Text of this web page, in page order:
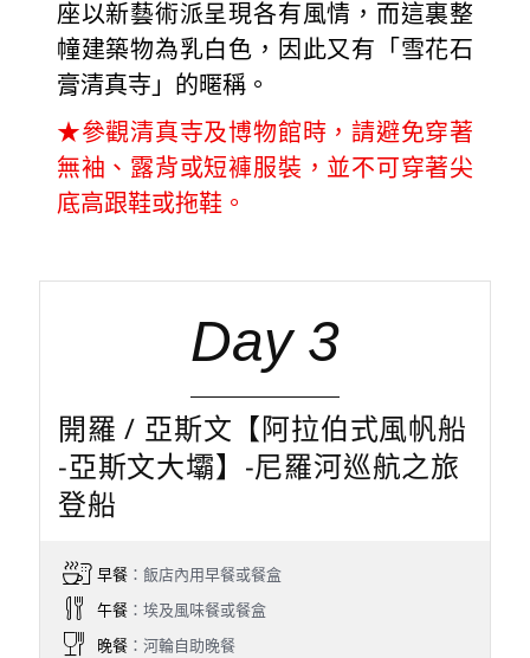
座以新藝術派呈現各有風情，而這裏整
幢建築物為乳白色，因此又有「雪花石
膏清真寺」的暱稱。
★參觀清真寺及博物館時，請避免穿著
無袖、露背或短褲服裝，並不可穿著尖
底高跟鞋或拖鞋。
Day 3
開羅 / 亞斯文【阿拉伯式風帆船
-亞斯文大壩】-尼羅河巡航之旅
登船
早餐：飯店內用早餐或餐盒
午餐：埃及風味餐或餐盒
晚餐：河輪自助晚餐